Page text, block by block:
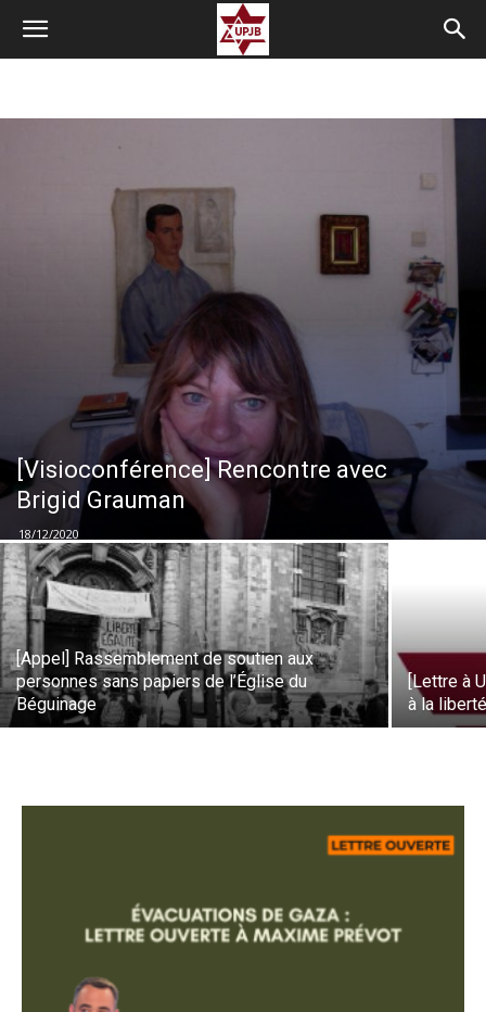
[Visioconférence] Rencontre avec
Brigid Grauman
18/12/2020
[Appel] Rassemblement de soutien aux
personnes sans papiers de l’Église du
Béguinage
[Lettre à
à la